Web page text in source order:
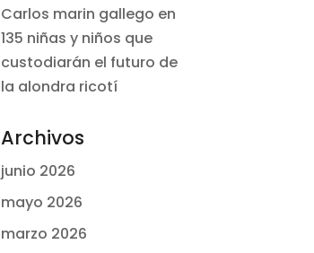
Carlos marin gallego en
135 niñas y niños que
custodiarán el futuro de
la alondra ricotí
Archivos
junio 2026
mayo 2026
marzo 2026